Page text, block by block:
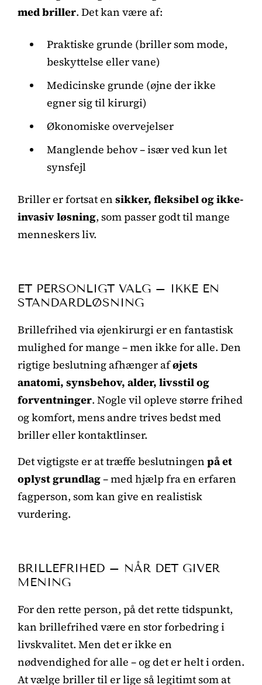
med briller. Det kan være af:
Praktiske grunde (briller som mode,
beskyttelse eller vane)
Medicinske grunde (øjne der ikke
egner sig til kirurgi)
Økonomiske overvejelser
Manglende behov – især ved kun let
synsfejl
Briller er fortsat en sikker, fleksibel og ikke-
invasiv løsning, som passer godt til mange
menneskers liv.
ET PERSONLIGT VALG – IKKE EN
STANDARDLØSNING
Brillefrihed via øjenkirurgi er en fantastisk
mulighed for mange – men ikke for alle. Den
rigtige beslutning afhænger aføjets
anatomi, synsbehov, alder, livsstil og
forventninger. Nogle vil opleve større frihed
og komfort, mens andre trives bedst med
briller eller kontaktlinser.
Det vigtigste er at træffe beslutningen på et
oplyst grundlag– med hjælp fra en erfaren
fagperson, som kan give en realistisk
vurdering.
BRILLEFRIHED – NÅR DET GIVER
MENING
For den rette person, på det rette tidspunkt,
kan brillefrihed være en stor forbedring i
livskvalitet. Men det er ikke en
nødvendighed for alle – og det er helt i orden.
At vælge briller til er lige så legitimt som at